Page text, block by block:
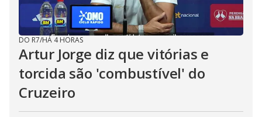
DO R7/HÁ 4 HORAS
Artur Jorge diz que vitórias e
torcida são 'combustível' do
Cruzeiro